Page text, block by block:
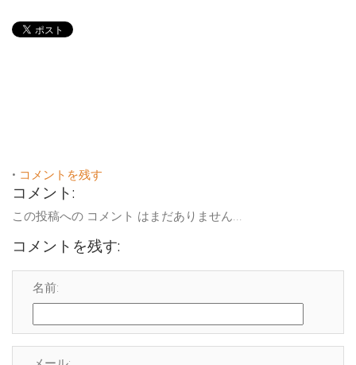
• コメントを残す
コメント:
この投稿への コメント はまだありません...
コメントを残す:
名前: